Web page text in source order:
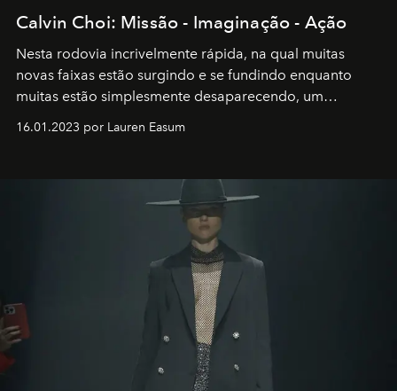
Calvin Choi: Missão - Imaginação - Ação
Nesta rodovia incrivelmente rápida, na qual muitas
novas faixas estão surgindo e se fundindo enquanto
muitas estão simplesmente desaparecendo, um
transportador AMTD abrindo caminho para muitos
por propósitos, com um claro senso de missão na vida e
16.01.2023 por Lauren Easum